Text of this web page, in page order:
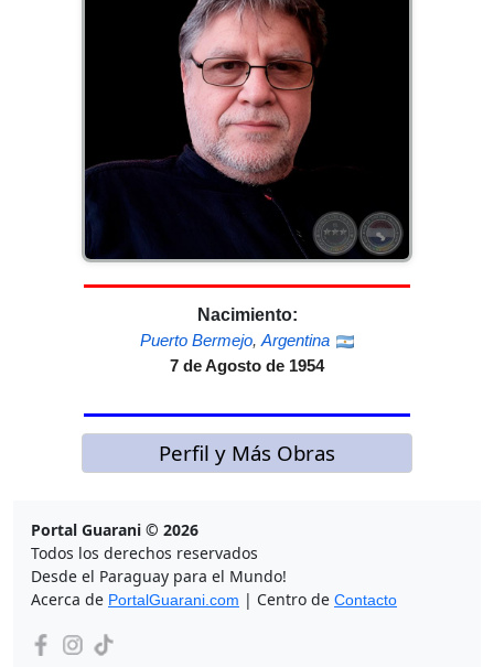
Nacimiento:
Puerto Bermejo,Argentina
7 de Agosto de 1954
Perfil y Más Obras
Portal Guarani © 2026
Todos los derechos reservados
Desde el Paraguay para el Mundo!
Acerca de PortalGuarani.com | Centro de Contacto